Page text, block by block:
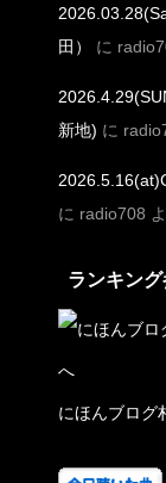
田）
に
新地) に
に radio708
ランキング
にほんブログ